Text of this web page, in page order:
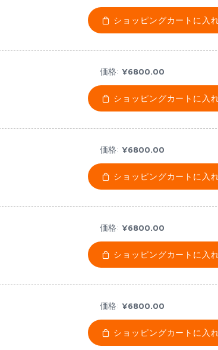
ショッピングカートに入
価格: ¥6800.00
ショッピングカートに入
価格: ¥6800.00
ショッピングカートに入
価格: ¥6800.00
ショッピングカートに入
価格: ¥6800.00
ショッピングカートに入